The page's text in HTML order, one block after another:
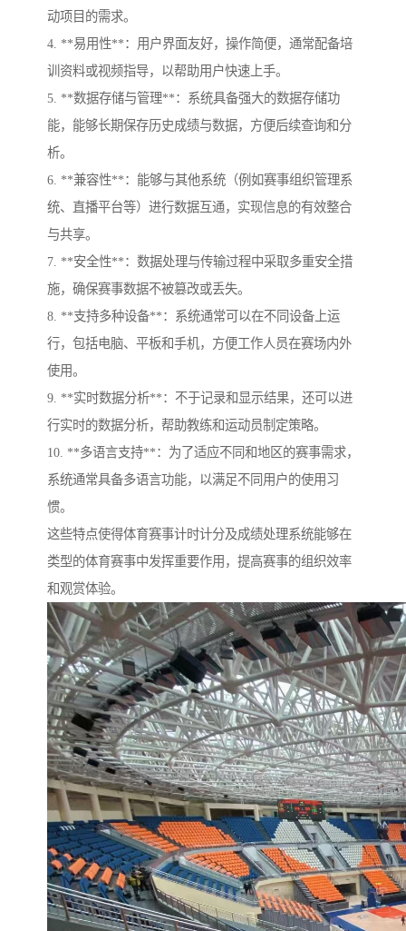
动项目的需求。
4. **易用性**：用户界面友好，操作简便，通常配备培
训资料或视频指导，以帮助用户快速上手。
5. **数据存储与管理**：系统具备强大的数据存储功
能，能够长期保存历史成绩与数据，方便后续查询和分
析。
6. **兼容性**：能够与其他系统（例如赛事组织管理系
统、直播平台等）进行数据互通，实现信息的有效整合
与共享。
7. **安全性**：数据处理与传输过程中采取多重安全措
施，确保赛事数据不被篡改或丢失。
8. **支持多种设备**：系统通常可以在不同设备上运
行，包括电脑、平板和手机，方便工作人员在赛场内外
使用。
9. **实时数据分析**：不于记录和显示结果，还可以进
行实时的数据分析，帮助教练和运动员制定策略。
10. **多语言支持**：为了适应不同和地区的赛事需求，
系统通常具备多语言功能，以满足不同用户的使用习
惯。
这些特点使得体育赛事计时计分及成绩处理系统能够在
类型的体育赛事中发挥重要作用，提高赛事的组织效率
和观赏体验。